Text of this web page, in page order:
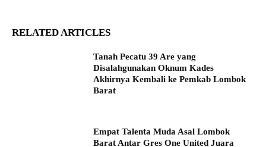
RELATED ARTICLES
Tanah Pecatu 39 Are yang
Disalahgunakan Oknum Kades
Akhirnya Kembali ke Pemkab Lombok
Barat
Empat Talenta Muda Asal Lombok
Barat Antar Gres One United Juara